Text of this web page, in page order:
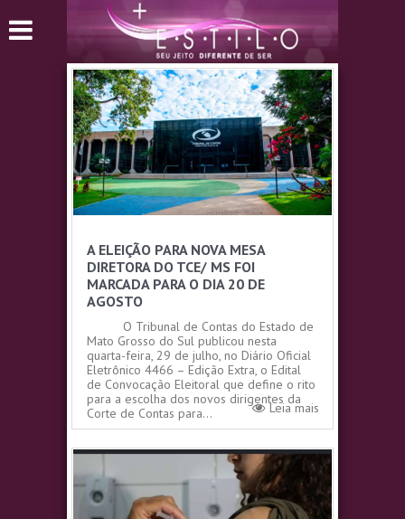
A ELEIÇÃO PARA NOVA MESA
DIRETORA DO TCE/ MS FOI
MARCADA PARA O DIA 20 DE
AGOSTO
O Tribunal de Contas do Estado de
Mato Grosso do Sul publicou nesta
quarta-feira, 29 de julho, no Diário Oficial
Eletrônico 4466 – Edição Extra, o Edital
de Convocação Eleitoral que define o rito
para a escolha dos novos dirigentes da
Corte de Contas para...
Leia mais